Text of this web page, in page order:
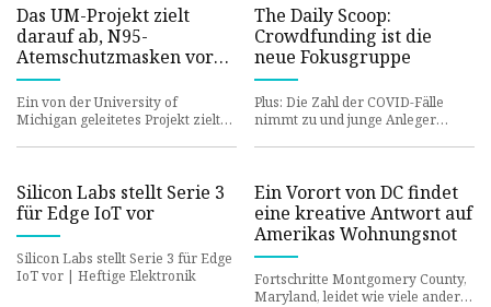
Das UM-Projekt zielt
darauf ab, N95-
Atemschutzmasken vor
Ort herzustellen
Ein von der University of
Michigan geleitetes Projekt zielt
The Daily Scoop:
Crowdfunding ist die
neue Fokusgruppe
Plus: Die Zahl der COVID-Fälle
nimmt zu und junge Anleger
Silicon Labs stellt Serie 3
für Edge IoT vor
Silicon Labs stellt Serie 3 für Edge
IoT vor | Heftige Elektronik
Ein Vorort von DC findet
eine kreative Antwort auf
Amerikas Wohnungsnot
Fortschritte Montgomery County,
Maryland, leidet wie viele andere